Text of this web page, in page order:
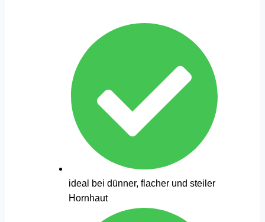
ideal bei dünner, flacher und steiler
Hornhaut